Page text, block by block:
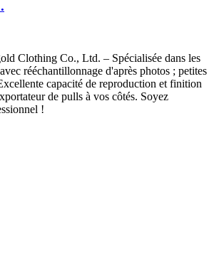
Clothing Co., Ltd. – Spécialisée dans les
rééchantillonnage d'après photos ; petites
capacité de reproduction et finition
de pulls à vos côtés. Soyez
!